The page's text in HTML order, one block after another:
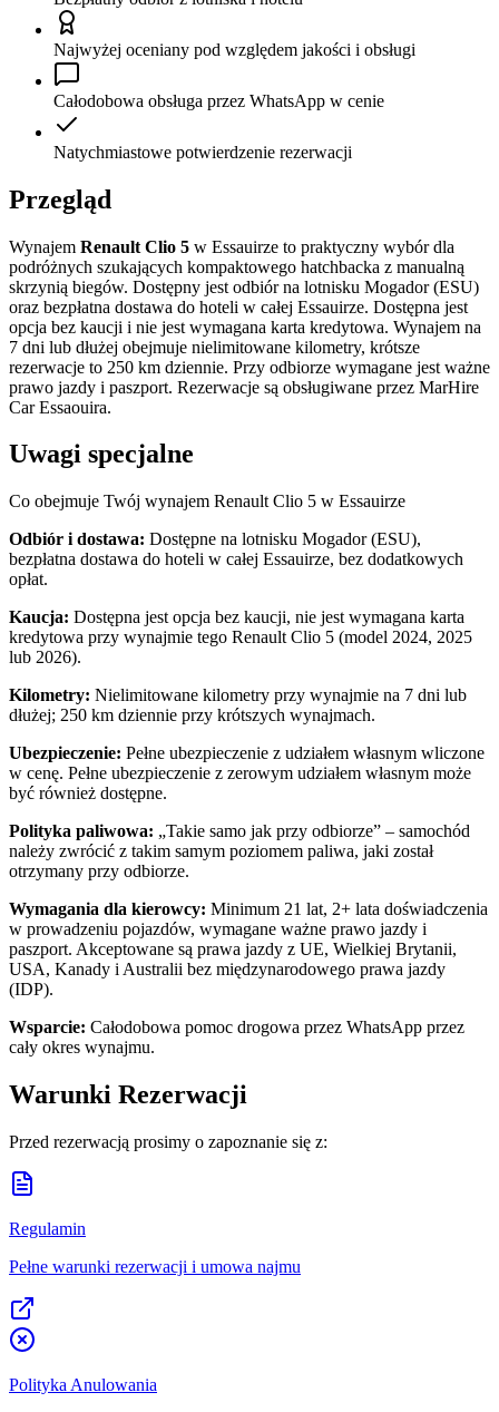
Najwyżej oceniany pod względem jakości i obsługi
Całodobowa obsługa przez WhatsApp w cenie
Natychmiastowe potwierdzenie rezerwacji
Przegląd
Wynajem Renault Clio 5 w Essauirze to praktyczny wybór dla
podróżnych szukających kompaktowego hatchbacka z manualną
skrzynią biegów. Dostępny jest odbiór na lotnisku Mogador (ESU)
oraz bezpłatna dostawa do hoteli w całej Essauirze. Dostępna jest
opcja bez kaucji i nie jest wymagana karta kredytowa. Wynajem na
7 dni lub dłużej obejmuje nielimitowane kilometry, krótsze
rezerwacje to 250 km dziennie. Przy odbiorze wymagane jest ważne
prawo jazdy i paszport. Rezerwacje są obsługiwane przez MarHire
Car Essaouira.
Uwagi specjalne
Co obejmuje Twój wynajem Renault Clio 5 w Essauirze
Odbiór i dostawa: Dostępne na lotnisku Mogador (ESU),
bezpłatna dostawa do hoteli w całej Essauirze, bez dodatkowych
opłat.
Kaucja: Dostępna jest opcja bez kaucji, nie jest wymagana karta
kredytowa przy wynajmie tego Renault Clio 5 (model 2024, 2025
lub 2026).
Kilometry: Nielimitowane kilometry przy wynajmie na 7 dni lub
dłużej; 250 km dziennie przy krótszych wynajmach.
Ubezpieczenie: Pełne ubezpieczenie z udziałem własnym wliczone
w cenę. Pełne ubezpieczenie z zerowym udziałem własnym może
być również dostępne.
Polityka paliwowa: „Takie samo jak przy odbiorze” – samochód
należy zwrócić z takim samym poziomem paliwa, jaki został
otrzymany przy odbiorze.
Wymagania dla kierowcy: Minimum 21 lat, 2+ lata doświadczenia
w prowadzeniu pojazdów, wymagane ważne prawo jazdy i
paszport. Akceptowane są prawa jazdy z UE, Wielkiej Brytanii,
USA, Kanady i Australii bez międzynarodowego prawa jazdy
(IDP).
Wsparcie: Całodobowa pomoc drogowa przez WhatsApp przez
cały okres wynajmu.
Warunki Rezerwacji
Przed rezerwacją prosimy o zapoznanie się z:
Regulamin
Pełne warunki rezerwacji i umowa najmu
Polityka Anulowania